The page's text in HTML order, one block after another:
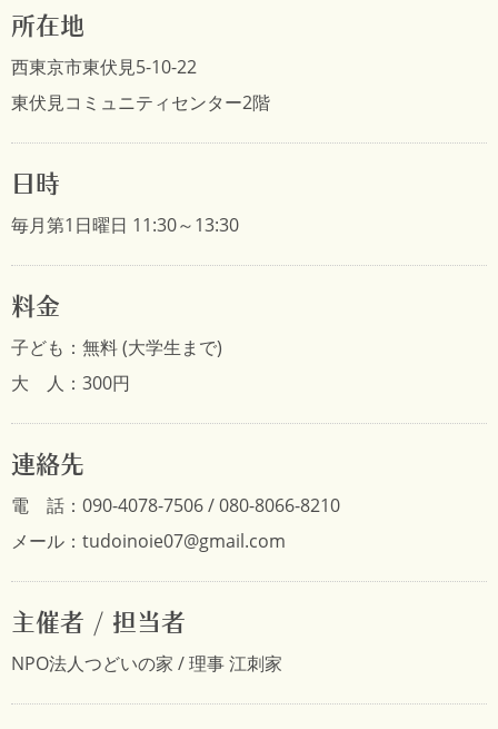
所在地
西東京市東伏見5-10-22
東伏見コミュニティセンター2階
日時
毎月第1日曜日 11:30～13:30
料金
子ども：無料 (大学生まで)
大 人：300円
連絡先
電 話：090-4078-7506 / 080-8066-8210
メール：tudoinoie07@gmail.com
主催者 / 担当者
NPO法人つどいの家 / 理事 江刺家